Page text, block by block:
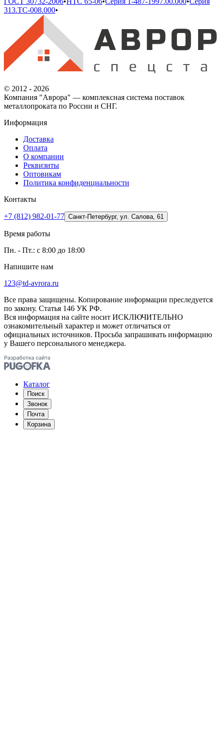
313.ТС-008.000•
© 2012 - 2026
Компания "Аврора" — комплексная система поставок
металлопроката по России и СНГ.
Информация
Доставка
Оплата
О компании
Реквизиты
Оптовикам
Политика конфиденциальности
Контакты
+7 (812) 982-01-77 Санкт-Петербург, ул. Салова, 61
Время работы
Пн. - Пт.: с 8:00 до 18:00
Напишите нам
123@td-avrora.ru
Все права защищены. Копирование информации преследуется
по закону. Статья 146 УК РФ.
Вся информация на сайте носит ИСКЛЮЧИТЕЛЬНО
ознакомительный характер и может отличаться от
официальных источников. Просьба запрашивать информацию
у Вашего персонального менеджера.
Каталог
Поиск
Звонок
Почта
Корзина